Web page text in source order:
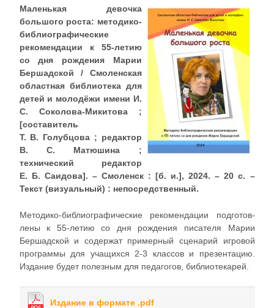
Маленькая девочка
большого роста: методико-
библиографические
рекомендации к 55-летию
со дня рождения Марии
Бершадской / Смоленская
областная библиотека для
детей и молодёжи имени И.
С. Соколова-Микитова ;
[составитель
Т. В. Голубцова ; редактор
В. С. Матюшина ;
технический редактор
Е. Б. Саидова]. – Смоленск : [б. и.], 2024. – 20 с. –
Текст (визуальный) : непосредственный.
Методико-библиографические рекомендации подготов­
лены к 55-летию со дня рождения писателя Марии
Бершадской и содержат примерный сценарий игровой
программы для учащихся 2-3 классов и презентацию.
Издание будет полезным для педагогов, библиотекарей.
Издание в формате .pdf